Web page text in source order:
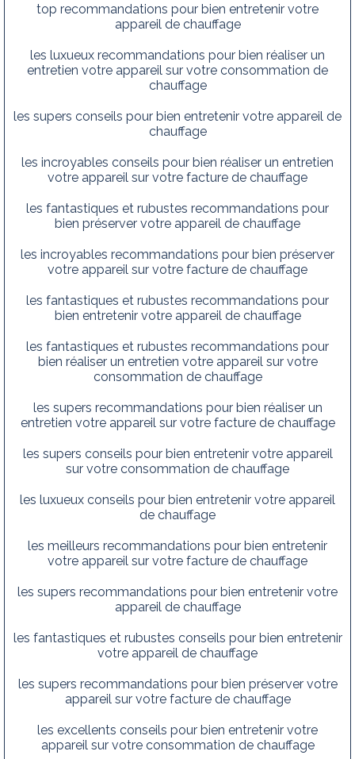
top recommandations pour bien entretenir votre
appareil de chauffage
les luxueux recommandations pour bien réaliser un
entretien votre appareil sur votre consommation de
chauffage
les supers conseils pour bien entretenir votre appareil de
chauffage
les incroyables conseils pour bien réaliser un entretien
votre appareil sur votre facture de chauffage
les fantastiques et rubustes recommandations pour
bien préserver votre appareil de chauffage
les incroyables recommandations pour bien préserver
votre appareil sur votre facture de chauffage
les fantastiques et rubustes recommandations pour
bien entretenir votre appareil de chauffage
les fantastiques et rubustes recommandations pour
bien réaliser un entretien votre appareil sur votre
consommation de chauffage
les supers recommandations pour bien réaliser un
entretien votre appareil sur votre facture de chauffage
les supers conseils pour bien entretenir votre appareil
sur votre consommation de chauffage
les luxueux conseils pour bien entretenir votre appareil
de chauffage
les meilleurs recommandations pour bien entretenir
votre appareil sur votre facture de chauffage
les supers recommandations pour bien entretenir votre
appareil de chauffage
les fantastiques et rubustes conseils pour bien entretenir
votre appareil de chauffage
les supers recommandations pour bien préserver votre
appareil sur votre facture de chauffage
les excellents conseils pour bien entretenir votre
appareil sur votre consommation de chauffage